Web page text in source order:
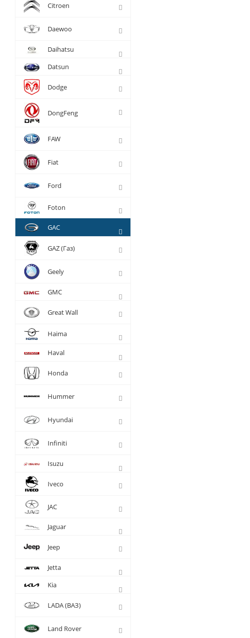
Citroen
Daewoo
Daihatsu
Datsun
Dodge
DongFeng
FAW
Fiat
Ford
Foton
GAC
GAZ (Газ)
Geely
GMC
Great Wall
Haima
Haval
Honda
Hummer
Hyundai
Infiniti
Isuzu
Iveco
JAC
Jaguar
Jeep
Jetta
Kia
LADA (ВАЗ)
Land Rover